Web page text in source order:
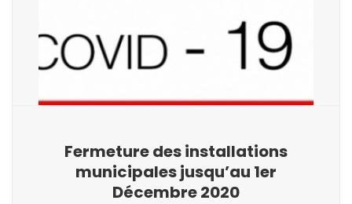
Fermeture des installations
municipales jusqu’au 1er
Décembre 2020